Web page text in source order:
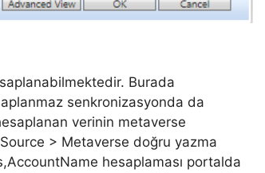
Burada
senkronizasyonda da
verinin metaverse
> Metaverse doğru yazma
hesaplaması portalda